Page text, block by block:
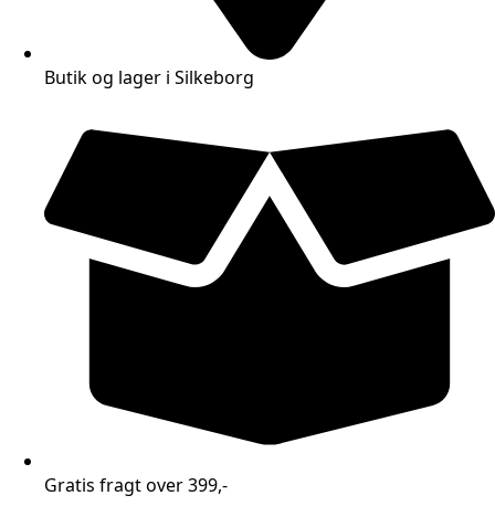
Butik og lager i Silkeborg
Gratis fragt over 399,-